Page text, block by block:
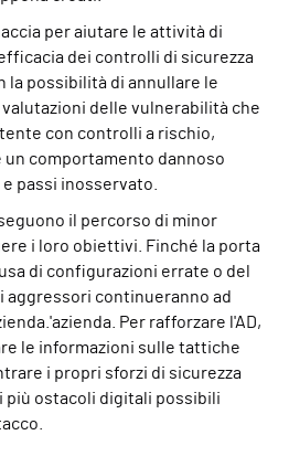
per aiutare le attività di
dei controlli di sicurezza
la possibilità di annullare le
delle vulnerabilità che
con controlli a rischio,
comportamento dannoso
passi inosservato.
il percorso di minor
i loro obiettivi. Finché la porta
di configurazioni errate o del
aggressori continueranno ad
'azienda. Per rafforzare l'AD,
le informazioni sulle tattiche
i propri sforzi di sicurezza
più ostacoli digitali possibili